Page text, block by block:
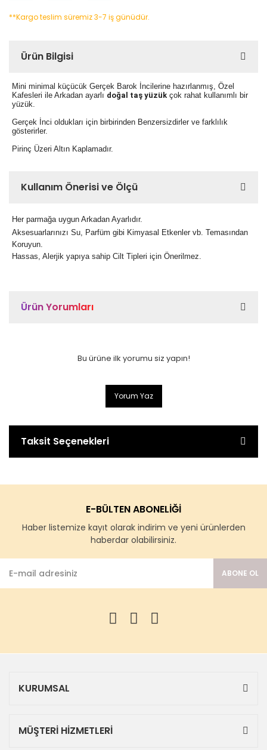
**Kargo teslim süremiz 3-7 iş günüdür.
Ürün Bilgisi
Mini minimal küçücük Gerçek Barok İncilerine hazırlanmış, Özel
Kafesleri ile Arkadan ayarlı doğal taş yüzük çok rahat kullanımlı bir
yüzük.
Gerçek İnci oldukları için birbirinden Benzersizdirler ve farklılık
gösterirler.
Pirinç Üzeri Altın Kaplamadır.
Kullanım Önerisi ve Ölçü
Her parmağa uygun Arkadan Ayarlıdır.
Aksesuarlarınızı Su, Parfüm gibi Kimyasal Etkenler vb. Temasından
Koruyun.
Hassas, Alerjik yapıya sahip Cilt Tipleri için Önerilmez.
Ürün Yorumları
Bu ürüne ilk yorumu siz yapın!
Yorum Yaz
Taksit Seçenekleri
E-BÜLTEN ABONELİĞİ
Haber listemize kayıt olarak indirim ve yeni ürünlerden
haberdar olabilirsiniz.
ABONE OL
KURUMSAL
MÜŞTERİ HİZMETLERİ